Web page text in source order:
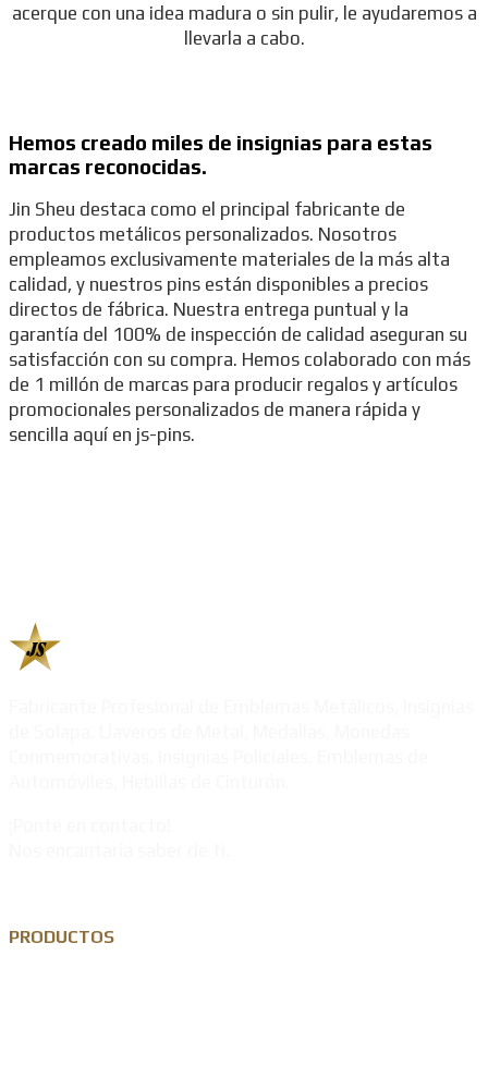
acerque con una idea madura o sin pulir, le ayudaremos a
llevarla a cabo.
Hemos creado miles de insignias para estas
marcas reconocidas.
Jin Sheu destaca como el principal fabricante de
productos metálicos personalizados. Nosotros
empleamos exclusivamente materiales de la más alta
calidad, y nuestros pins están disponibles a precios
directos de fábrica. Nuestra entrega puntual y la
garantía del 100% de inspección de calidad aseguran su
satisfacción con su compra. Hemos colaborado con más
de 1 millón de marcas para producir regalos y artículos
promocionales personalizados de manera rápida y
sencilla aquí en js-pins.
PRODUCTOS